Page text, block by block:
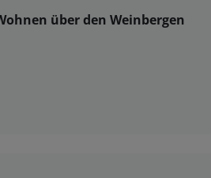
über den Weinbergen